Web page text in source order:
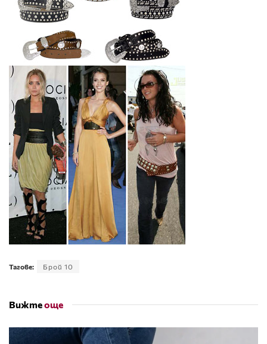
Тагове: Брой 10
Вижтеоще